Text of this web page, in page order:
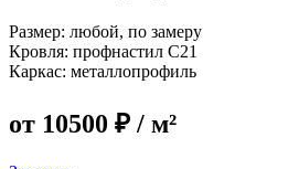
Размер: любой, по замеру
Кровля: профнастил C21
Каркас: металлопрофиль
от 10500 ₽ / м²